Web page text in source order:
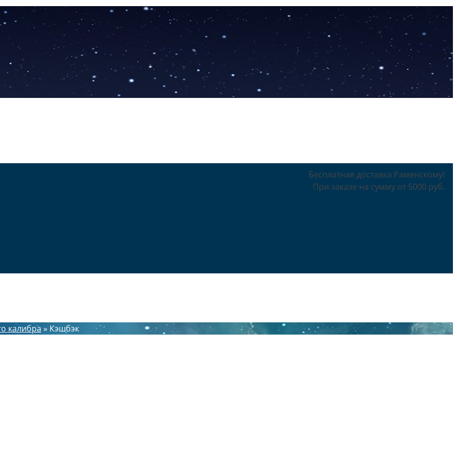
Бесплатная доставка Раменскому!
При заказе на сумму от 5000 руб.
калибра » Кэшбэк